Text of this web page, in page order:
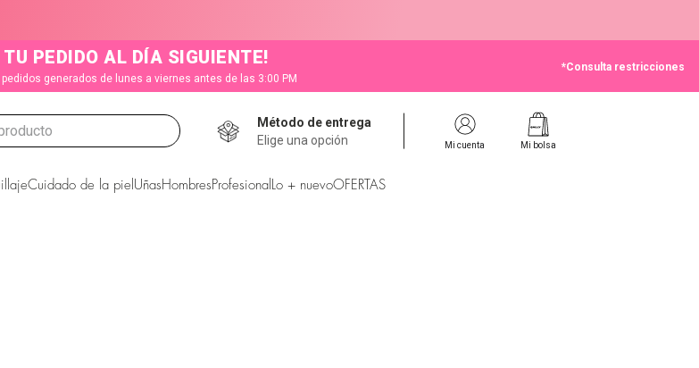
TU PEDIDO AL DÍA SIGUIENTE!
generados de lunes a viernes antes de las 3:00 PM
*Consulta restricciones
un producto
Método de entrega
Elige una opción
Mi cuenta Mi bolsa
Cuidado de la piel Uñas Hombres Profesional Lo + nuevoOFERTAS